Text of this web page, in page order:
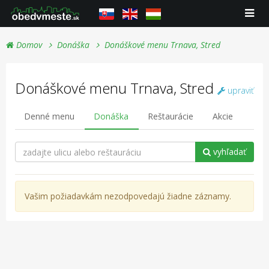
Domov Donáška Donáškové menu Trnava, Stred
Donáškové menu Trnava, Stred upraviť
Denné menu Donáška Reštaurácie Akcie
vyhľadať
Vašim požiadavkám nezodpovedajú žiadne záznamy.